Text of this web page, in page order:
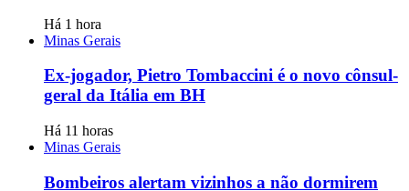
Há 1 hora
Minas Gerais
Ex-jogador, Pietro Tombaccini é o novo cônsul-
geral da Itália em BH
Há 11 horas
Minas Gerais
Bombeiros alertam vizinhos a não dormirem